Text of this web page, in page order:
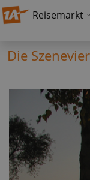
Reisemarkt
Die